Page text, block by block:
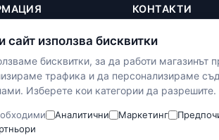
КОНТАКТИ
улица Панайот
Наложен платеж
сайт използва бисквитки
бисквитки, за да работи магазинът
трафика и да персонализираме
Изберете кои категории да разрешите.
Аналитични Маркетинг